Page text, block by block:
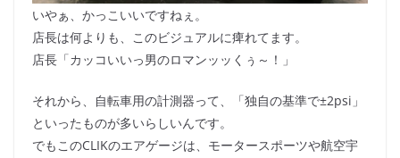
いやぁ、かっこいいですねぇ。
店長は何よりも、このビジュアルに痺れてます。
店長「カッコいいっ男のロマンッッくぅ～！」
それから、自転車用の計測器って、「独自の基準で±2psi」
といったものが多いらしいんです。
でもこのCLIKのエアゲージは、モータースポーツや航空宇